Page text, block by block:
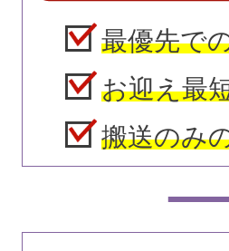
最優先で
お迎え最
搬送のみ